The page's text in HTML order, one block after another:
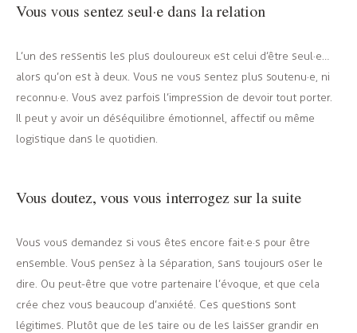
Vous vous sentez seul·e dans la relation
L’un des ressentis les plus douloureux est celui d’être seul·e…
alors qu’on est à deux. Vous ne vous sentez plus soutenu·e, ni
reconnu·e. Vous avez parfois l’impression de devoir tout porter.
Il peut y avoir un déséquilibre émotionnel, affectif ou même
logistique dans le quotidien.
Vous doutez, vous vous interrogez sur la suite
Vous vous demandez si vous êtes encore fait·e·s pour être
ensemble. Vous pensez à la séparation, sans toujours oser le
dire. Ou peut-être que votre partenaire l’évoque, et que cela
crée chez vous beaucoup d’anxiété. Ces questions sont
légitimes. Plutôt que de les taire ou de les laisser grandir en